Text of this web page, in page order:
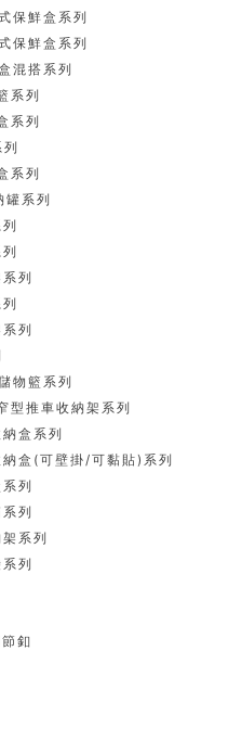
保鮮盒系列
保鮮盒系列
混搭系列
系列
系列
系列
系列
列
列
物籃系列
型推車收納架系列
盒系列
盒(可壁掛/可黏貼)系列
列
列
系列
列
釦